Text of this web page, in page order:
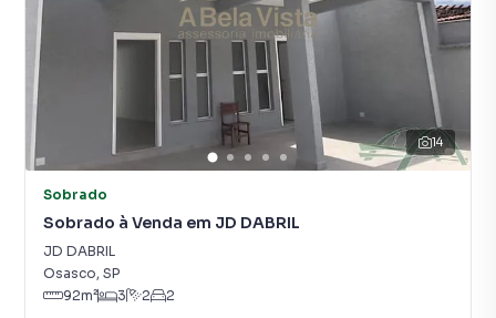
14
Sobrado
Sobrado à Venda em JD DABRIL
JD DABRIL
Osasco, SP
92m² 3 2 2